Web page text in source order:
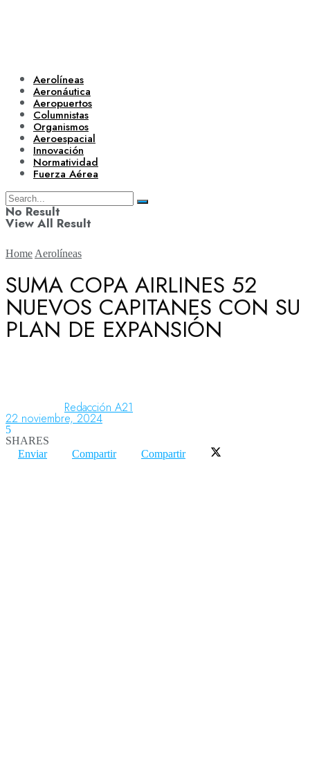
Aerolíneas
Aeronáutica
Aeropuertos
Columnistas
Organismos
Aeroespacial
Innovación
Normatividad
Fuerza Aérea
No Result
View All Result
Aerolíneas
Aeropuertos
Columnistas
Home Aerolíneas
SUMA COPA AIRLINES 52
NUEVOS CAPITANES CON SU
PLAN DE EXPANSIÓN
Redacción A21
22 noviembre, 2024
5
SHARES
Enviar
Compartir Compartir